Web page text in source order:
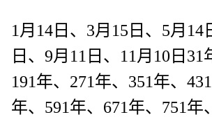
1月14日、3月15日、5月14
日、9月11日、11月10日31
191年、271年、351年、
年、591年、671年、751年